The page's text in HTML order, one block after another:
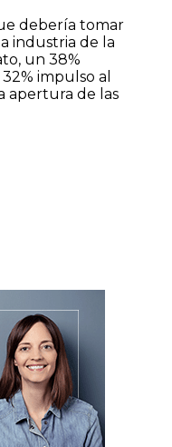
debería tomar
industria de la
un 38%
impulso al
apertura de las